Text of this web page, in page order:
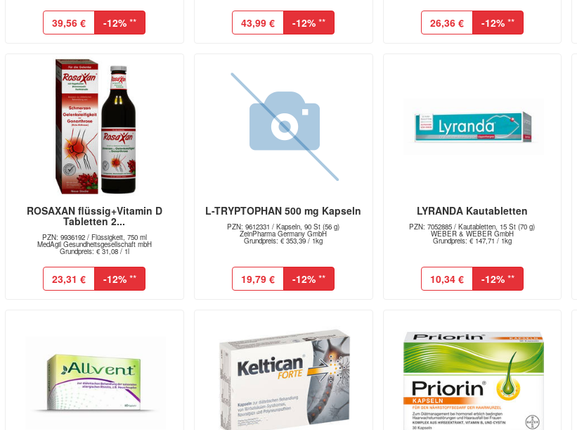
39,56 € -12% ** 43,99 € -12% ** 26,36 € -12%**
ROSAXAN flüssig+Vitamin D
Tabletten 2...
PZN: 9936192 / Flüssigkeit, 750 ml
MedAgil Gesundheitsgesellschaft mbH
Grundpreis: € 31,08 / 1l
23,31 € -12% **
L-TRYPTOPHAN 500 mg Kapseln
PZN: 9612331 / Kapseln, 90 St (56 g)
ZeinPharma Germany GmbH
Grundpreis: € 353,39 / 1kg
19,79 € -12% **
LYRANDA Kautabletten
PZN: 7052885 / Kautabletten, 15 St (70 g)
WEBER & WEBER GmbH
Grundpreis: € 147,71 / 1kg
10,34 € -12%**